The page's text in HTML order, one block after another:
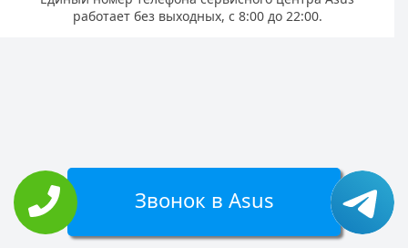
работает без выходных, с 8:00 до 22:00.
Звонок в Asus